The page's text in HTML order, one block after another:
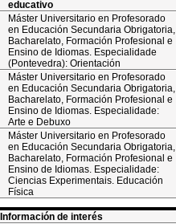
educativo
Máster Universitario en Profesorado
en Educación Secundaria Obrigatoria,
Bacharelato, Formación Profesional e
Ensino de Idiomas. Especialidade
(Pontevedra): Orientación
Máster Universitario en Profesorado
en Educación Secundaria Obrigatoria,
Bacharelato, Formación Profesional e
Ensino de Idiomas. Especialidade:
Arte e Debuxo
Máster Universitario en Profesorado
en Educación Secundaria Obrigatoria,
Bacharelato, Formación Profesional e
Ensino de Idiomas. Especialidade:
Ciencias Experimentais. Educación
Física
Información de interés